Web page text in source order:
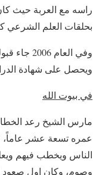
راسه مع العربة حيث
بحلقات العلم الشرعي
وفي
ويحصل على شهادة
في بيوت الله
مارس الشيخ رعد
عمره تسعة عشر عاماً،
الناس ويخطب فيهم
وصوم، وكان اول صعود